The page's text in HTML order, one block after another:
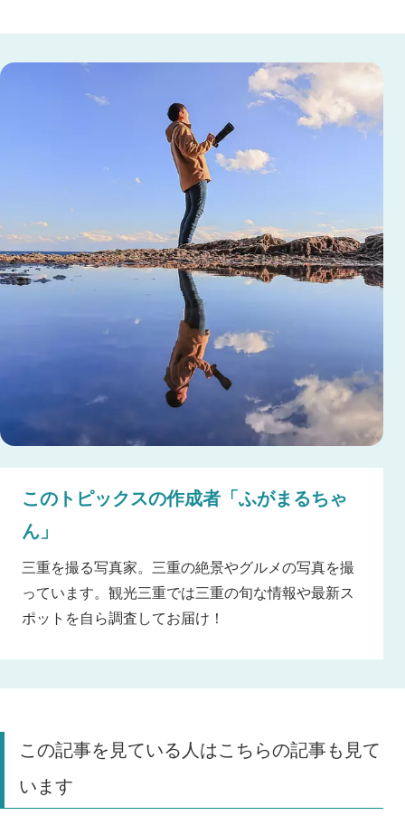
このトピックスの作成者「ふがまるちゃ
ん」
三重を撮る写真家。三重の絶景やグルメの写真を撮
っています。観光三重では三重の旬な情報や最新ス
ポットを自ら調査してお届け！
この記事を見ている人はこちらの記事も見て
います